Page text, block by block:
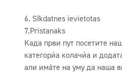
6. Sīkdatnes ievietotas
7.Pristanaks
Када први пут посетите
категорија колачића и
али имајте на уму да наша